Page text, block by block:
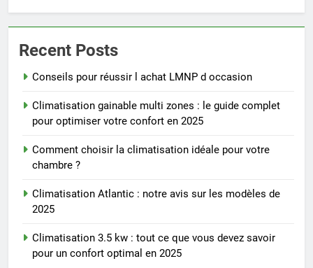
Recent Posts
Conseils pour réussir l achat LMNP d occasion
Climatisation gainable multi zones : le guide complet
pour optimiser votre confort en 2025
Comment choisir la climatisation idéale pour votre
chambre ?
Climatisation Atlantic : notre avis sur les modèles de
2025
Climatisation 3.5 kw : tout ce que vous devez savoir
pour un confort optimal en 2025